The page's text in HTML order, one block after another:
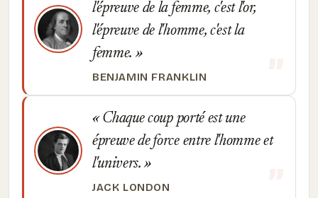
l'épreuve de la femme, c'est l'or,
l'épreuve de l'homme, c'est la
femme.
BENJAMIN FRANKLIN
Chaque coup porté est une
épreuve de force entre l'homme et
l'univers.
JACK LONDON